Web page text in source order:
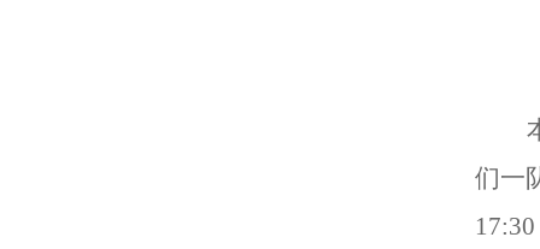
们一
17:30